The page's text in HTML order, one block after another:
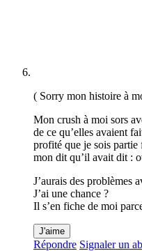
( Sorry mon histoire à
Mon crush à moi sors
de ce qu’elles avaient
profité que je sois partie
mon dit qu’il avait dit :
J’aurais des problèmes
J’ai une chance ?
Il s’en fiche de moi
J'aime
Répondre Signaler un